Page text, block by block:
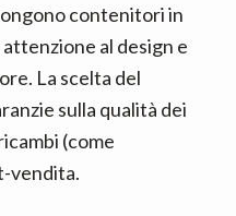
contenitori in
al design e
La scelta del
sulla qualità dei
(come
vendita.